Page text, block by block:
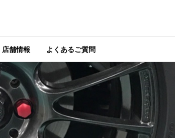
店舗情報 よくあるご質問